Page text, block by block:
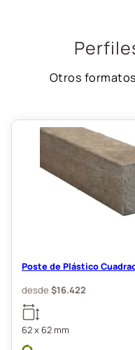
Otros
Poste de Plástico
desde$16.422
62 x 62 mm